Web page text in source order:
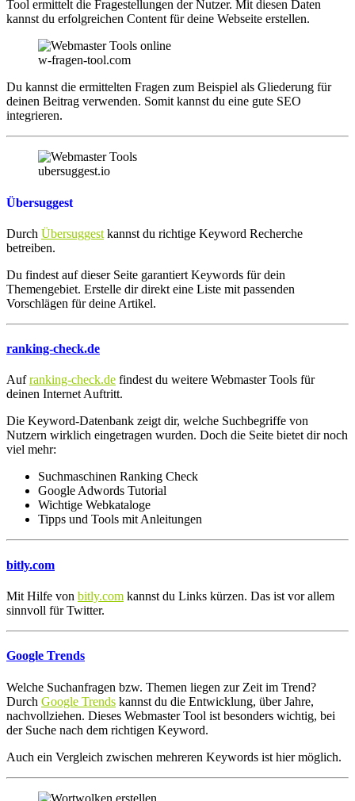
Tool ermittelt die Fragestellungen der Nutzer. Mit diesen Daten
kannst du erfolgreichen Content für deine Webseite erstellen.
w-fragen-tool.com
Du kannst die ermittelten Fragen zum Beispiel als Gliederung für
deinen Beitrag verwenden. Somit kannst du eine gute SEO
integrieren.
ubersuggest.io
Übersuggest
Durch Übersuggest kannst du richtige Keyword Recherche
betreiben.
Du findest auf dieser Seite garantiert Keywords für dein
Themengebiet. Erstelle dir direkt eine Liste mit passenden
Vorschlägen für deine Artikel.
ranking-check.de
Aufranking-check.de findest du weitere Webmaster Tools für
deinen Internet Auftritt.
Die Keyword-Datenbank zeigt dir, welche Suchbegriffe von
Nutzern wirklich eingetragen wurden. Doch die Seite bietet dir noch
viel mehr:
Suchmaschinen Ranking Check
Google Adwords Tutorial
Wichtige Webkataloge
Tipps und Tools mit Anleitungen
bitly.com
Mit Hilfe von bitly.com kannst du Links kürzen. Das ist vor allem
sinnvoll für Twitter.
Google Trends
Welche Suchanfragen bzw. Themen liegen zur Zeit im Trend?
Durch Google Trends kannst du die Entwicklung, über Jahre,
nachvollziehen. Dieses Webmaster Tool ist besonders wichtig, bei
der Suche nach dem richtigen Keyword.
Auch ein Vergleich zwischen mehreren Keywords ist hier möglich.